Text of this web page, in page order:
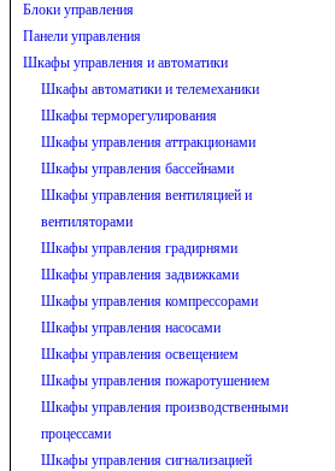
Блоки управления
Панели управления
Шкафы управления и автоматики
Шкафы автоматики и телемеханики
Шкафы терморегулирования
Шкафы управления аттракционами
Шкафы управления бассейнами
Шкафы управления вентиляцией и
вентиляторами
Шкафы управления градирнями
Шкафы управления задвижками
Шкафы управления компрессорами
Шкафы управления насосами
Шкафы управления освещением
Шкафы управления пожаротушением
Шкафы управления производственными
процессами
Шкафы управления сигнализацией